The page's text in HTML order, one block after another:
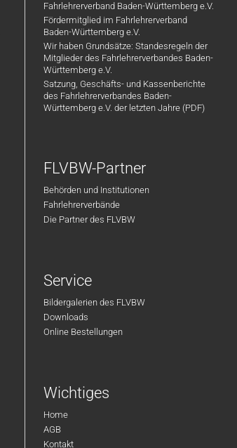
Fahrlehrerverband Baden-Württemberg e.V.
Fördermitglied im Fahrlehrerverband
Baden-Württemberg e.V.
Wir haben Grundsätze: Standesregeln der
Mitglieder des Fahrlehrerverbandes Baden-
Württemberg e.V.
Satzung, Geschäfts- und Kassenberichte
des Fahrlehrerverbandes Baden-
Württemberg e.V. der letzten Jahre (PDF)
FLVBW-Partner
Behörden und Institutionen
Fahrlehrerverbände
Die Partner des FLVBW
Service
Bildergalerien des FLVBW
Downloads
Online Bestellungen
Wichtiges
Home
AGB
Kontakt